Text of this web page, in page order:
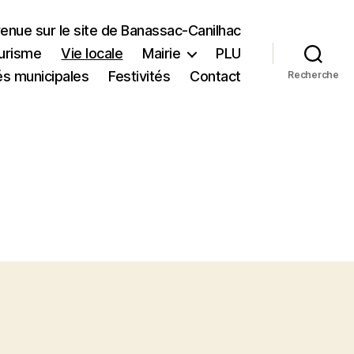
sur le site de Banassac-Canilhac
Vie locale Mairie
PLU
municipales Festivités Contact Recherche